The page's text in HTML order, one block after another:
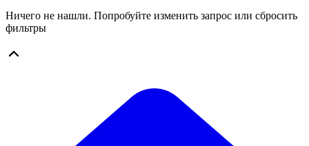
Ничего не нашли. Попробуйте изменить запрос или сбросить
фильтры